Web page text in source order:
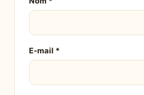
E-mail *